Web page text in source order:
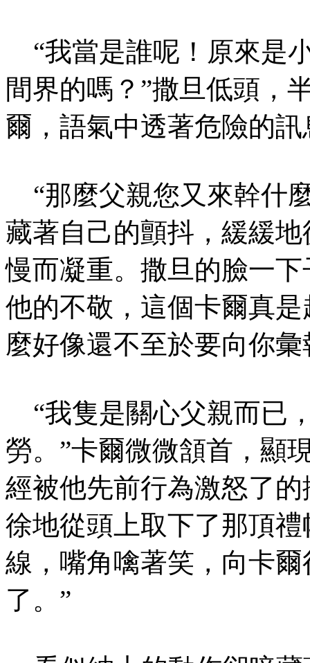
“我當是誰呢！原來是
間界的嗎？”撒旦低頭，
爾，語氣中透著危險的訊
“那麼父親您又來幹什
藏著自己的顫抖，緩緩
慢而凝重。撒旦的臉一
他的不敬，這個卡爾真
麼好像還不至於要向你彙
“我隻是關心父親而已
勞。”卡爾微微頷首，顯
經被他先前行為激怒了
徐地從頭上取下了那頂
線，嘴角噙著笑，向卡
了。”